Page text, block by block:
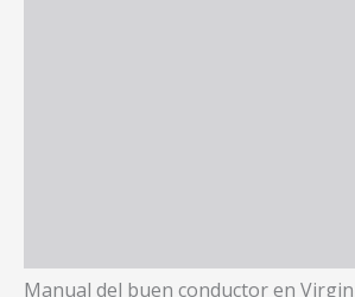
Manual del buen conductor en